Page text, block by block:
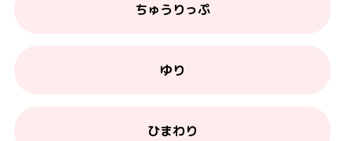
ちゅうりっぷ
ゆり
ひまわり